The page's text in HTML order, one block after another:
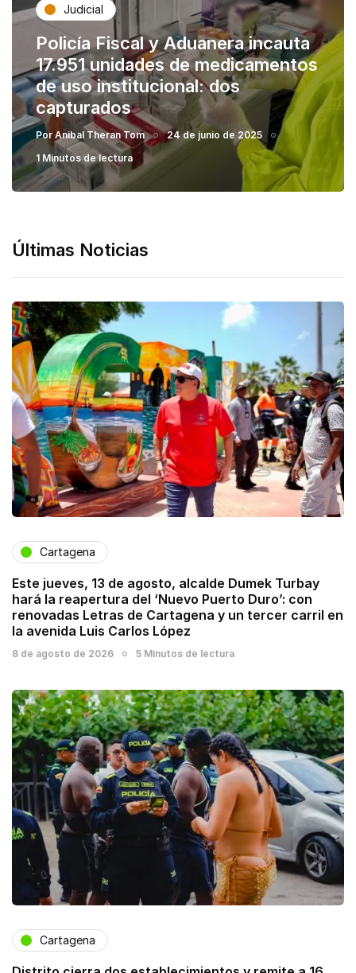
Judicial
Policía Fiscal y Aduanera incauta
17.951 unidades de medicamentos
de uso institucional: dos
capturados
Por Anibal Theran Tom
24 de junio de 2025
1 Minutos de lectura
Últimas Noticias
Cartagena
Este jueves, 13 de agosto, alcalde Dumek Turbay
hará la reapertura del ‘Nuevo Puerto Duro’: con
renovadas Letras de Cartagena y un tercer carril en
la avenida Luis Carlos López
8 de agosto de 2026 5 Minutos de lectura
Cartagena